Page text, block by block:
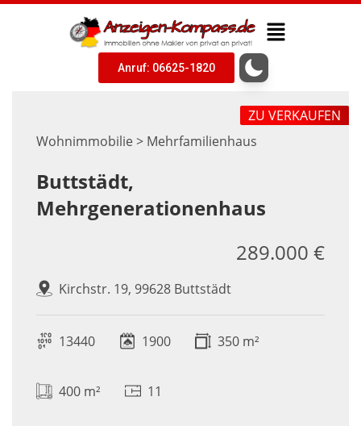
Anruf: 06625-1820
Wohnimmobilie > Mehrfamilienhaus
ZU VERKAUFEN
Buttstädt,
Mehrgenerationenhaus
Kirchstr. 19, 99628 Buttstädt
289.000 €
13440 1900 350 m²
400 m² 11